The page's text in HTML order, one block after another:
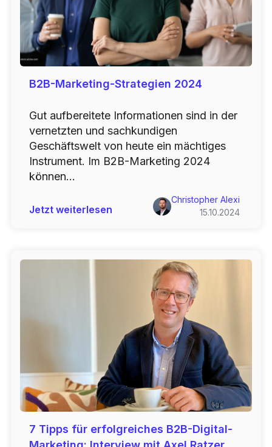
B2B-Marketing-Strategien 2024
Christopher Alexi
15.10.2024
Gut aufbereitete Informationen sind in der
vernetzten und sachkundigen
Geschäftswelt von heute ein mächtiges
Instrument. Im B2B-Marketing 2024
können...
Jetzt weiterlesen
7 Tipps für erfolgreiches B2B-Digital-